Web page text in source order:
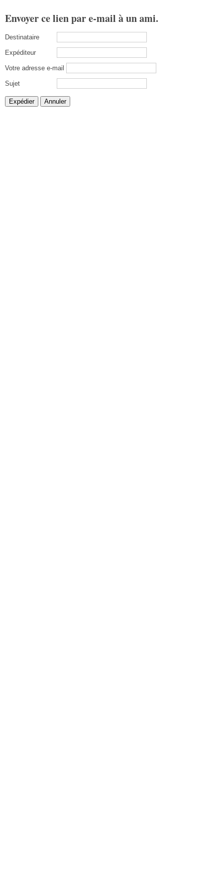
Envoyer ce lien par e-mail à un ami.
Destinataire
Expéditeur
Votre adresse e-mail
Sujet
Expédier Annuler